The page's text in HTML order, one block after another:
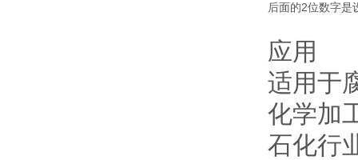
后面的2位数字是
应用
适用于
化学加
石化行